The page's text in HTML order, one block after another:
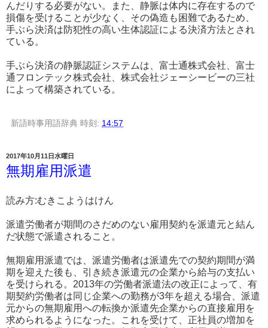
んだりする必要がない。また、静脈は体内に存在するので
損傷を受けることが少なく、その偽造も困難であるため、
手ぶら決済は防犯性の高い生体認証による決済方法とされ
ている。
手ぶら決済の静脈認証システムは、富士通株式会社、富士
通フロンテック株式会社、株式会社ジェーシービーの三社
によって構築されている。
新語時事用語辞典 時刻: 14:57
2017年10月11日水曜日
無期雇用派遣
読み方:むきこようはけん
派遣労働者が期間のさだめのない雇用契約を派遣元と結ん
だ状態で派遣されること。
無期雇用派遣では、派遣労働者は派遣先での契約期間が満
期を迎えた後も、引き続き派遣元の企業から給与の支払い
を受けられる。2013年の労働者派遣法の改正によって、有
期契約労働者は同じ企業への勤務が3年を超える場合、派遣
元からの無期雇用への転換か派遣先企業からの直接雇用を
求められるようになった。これを受けて、正社員の増加を